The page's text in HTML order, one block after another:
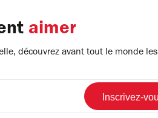
aimer
découvrez avant tout le monde les